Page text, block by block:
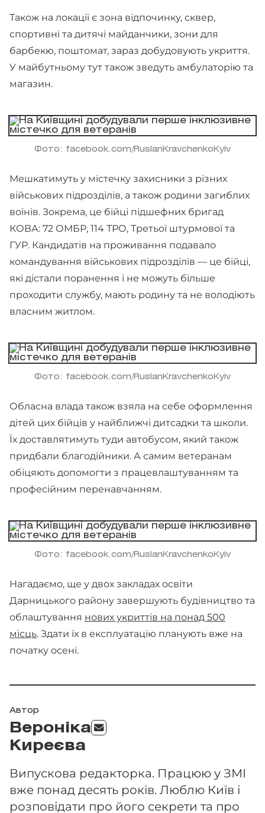
Також на локації є зона відпочинку, сквер,
спортивні та дитячі майданчики, зони для
барбекю, поштомат, зараз добудовують укриття.
У майбутньому тут також зведуть амбулаторію та
магазин.
Фото: facebook.com/RuslanKravchenkoKyiv
Мешкатимуть у містечку захисники з різних
військових підрозділів, а також родини загиблих
воїнів. Зокрема, це бійці підшефних бригад
КОВА: 72 ОМБР, 114 ТРО, Третьої штурмової та
ГУР. Кандидатів на проживання подавало
командування військових підрозділів — це бійці,
які дістали поранення і не можуть більше
проходити службу, мають родину та не володіють
власним житлом.
Фото: facebook.com/RuslanKravchenkoKyiv
Обласна влада також взяла на себе оформлення
дітей цих бійців у найближчі дитсадки та школи.
Їх доставлятимуть туди автобусом, який також
придбали благодійники. А самим ветеранам
обіцяють допомогти з працевлаштуванням та
професійним перенавчанням.
Фото: facebook.com/RuslanKravchenkoKyiv
Нагадаємо, ще у двох закладах освіти
Дарницького району завершують будівництво та
облаштування нових укриттів на понад 500
місць. Здати їх в експлуатацію планують вже на
початку осені.
Автор
Вероніка
Киреєва
Випускова редакторка. Працюю у ЗМІ
вже понад десять років. Люблю Київ і
розповідати про його секрети та про